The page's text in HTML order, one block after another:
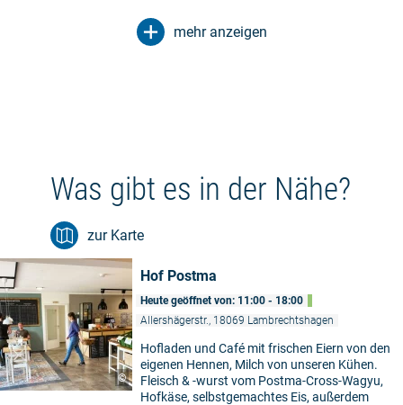
mehr anzeigen
Was gibt es in der Nähe?
zur Karte
©
Hof Postma
Heute geöffnet von: 11:00 - 18:00
Allershägerstr., 18069 Lambrechtshagen
Hofladen und Café mit frischen Eiern von den
eigenen Hennen, Milch von unseren Kühen.
Fleisch & -wurst vom Postma-Cross-Wagyu,
Hofkäse, selbstgemachtes Eis, außerdem